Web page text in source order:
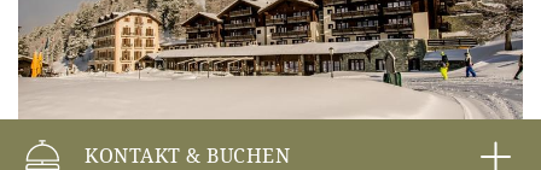
KONTAKT & BUCHEN